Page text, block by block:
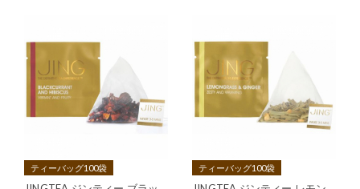
ティーバッグ100袋 ティーバッグ100袋